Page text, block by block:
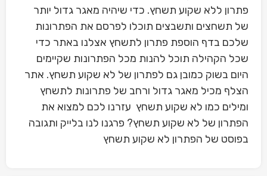
פתרון ללא שקוע תשחץ. כדי שיהיה מאגר גדול יותר
של תשחצים ותשבצים תוכלו לפרסם את הפתרונות
שלכם בדף הוספת פתרון לתשחץ אצלנו באתר כדי
שכל הקהילה תוכל להנות מכל הפתרונות שקיימים
היום בשוק כמובן גם לפתרון של לא שקוע תשחץ. אתר
הצלף מכיל מאגר גדול ורחב של פתרונות לתשחץ
ומילים כמו לא שקוע תשחץ עזרנו לכם למצוא את
הפתרון של לא שקוע תשחץ? פרגנו לנו בלייק ותגובה
בפוסט של הפתרון לא שקוע תשחץ